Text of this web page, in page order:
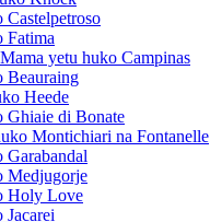
Fatima
yetu huko Campinas
Beauraing
Heede
Ghiaie di Bonate
Montichiari na Fontanelle
Medjugorje
Holy Love